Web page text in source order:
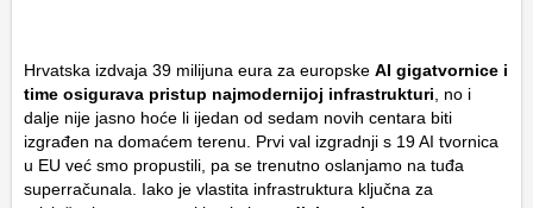
Hrvatska izdvaja 39 milijuna eura za europske AI gigatvornice i
time osigurava pristup najmodernijoj infrastrukturi , no i
dalje nije jasno hoće li ijedan od sedam novih centara biti
izgrađen na domaćem terenu. Prvi val izgradnji s 19 AI tvornica
u EU već smo propustili, pa se trenutno oslanjamo na tuđa
superračunala. Iako je vlastita infrastruktura ključna za